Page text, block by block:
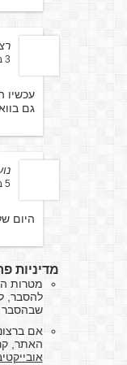
3 באוגוסט 2017 at 9:17
עכשיו
גם
5 בספטמבר 2017 at 15:15
היום
מדיניות
מטרות
להסבר,
שבהסבר
אם
האתר,